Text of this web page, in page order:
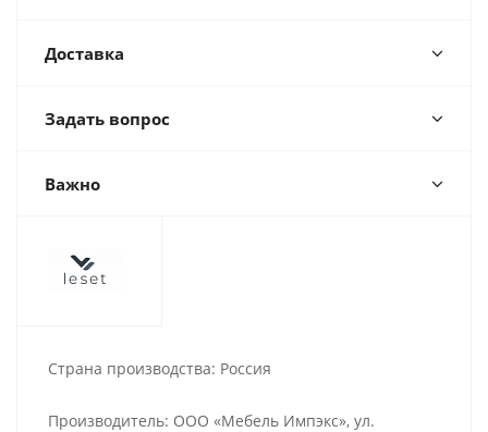
Доставка
Задать вопрос
Важно
Страна производства: Россия
Производитель: ООО «Мебель Импэкс», ул.